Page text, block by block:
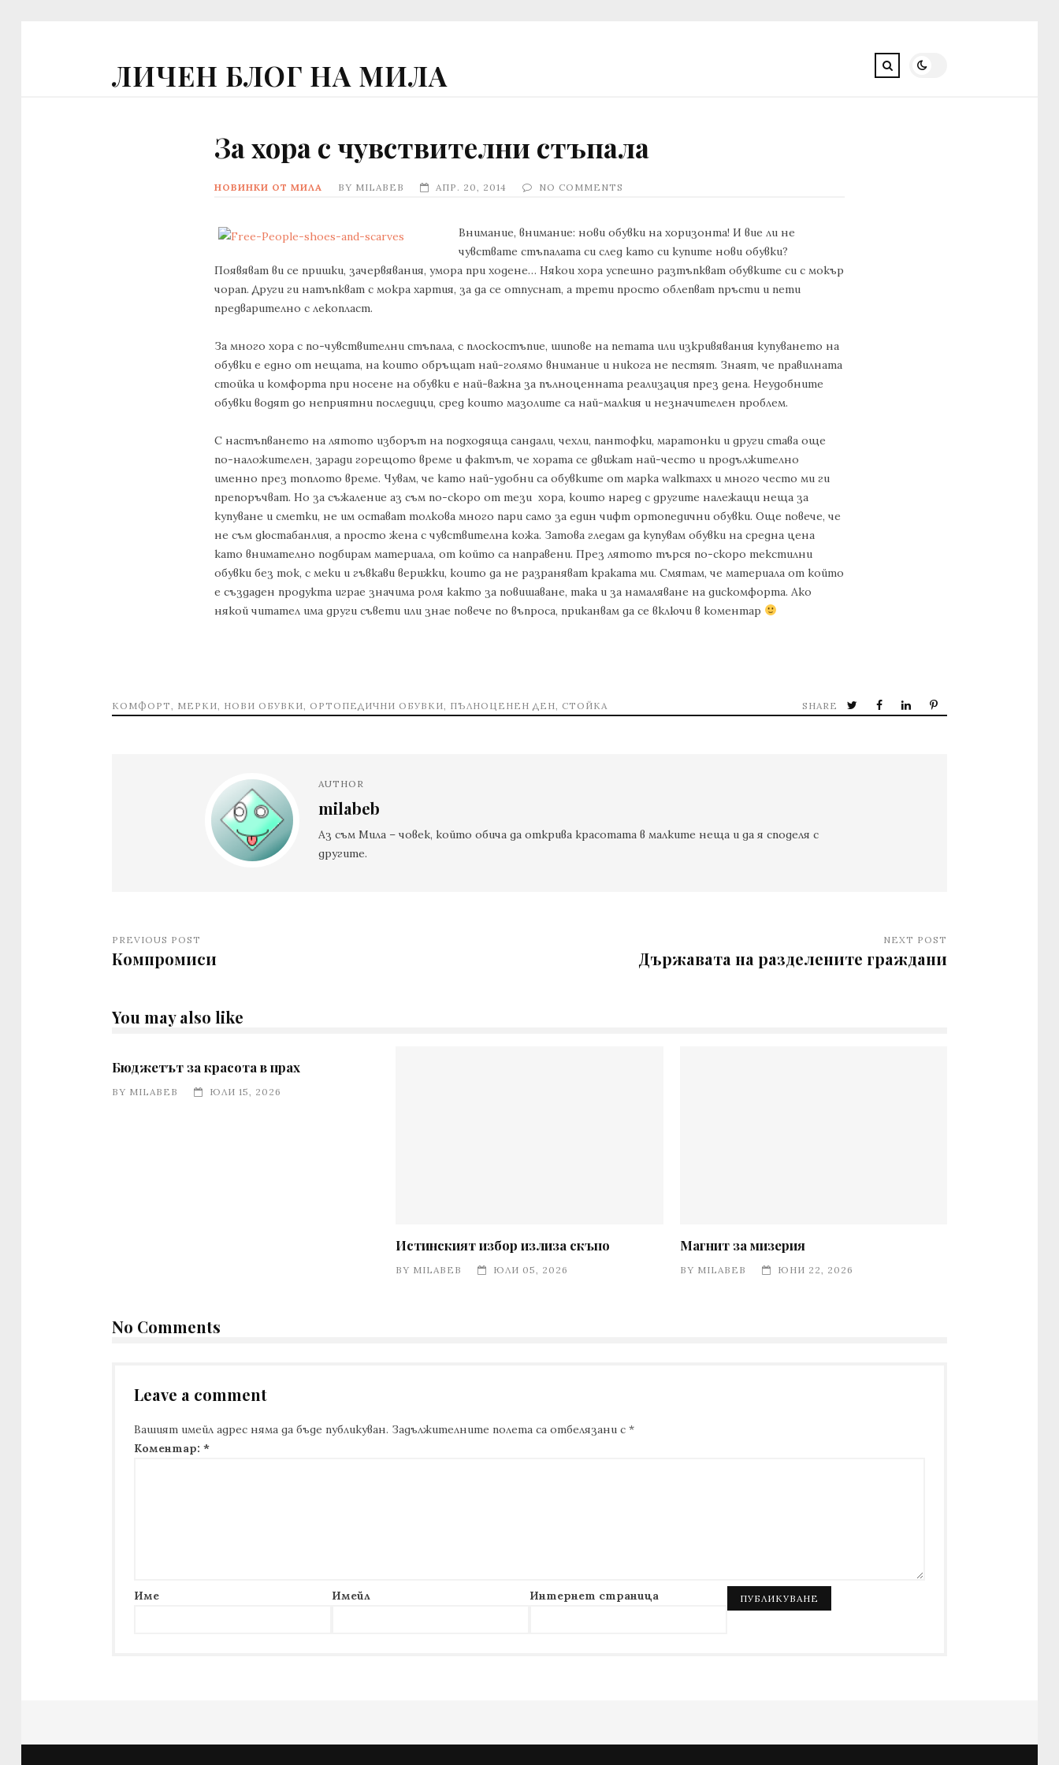
ЛИЧЕН БЛОГ НА МИЛА
За хора с чувствителни стъпала
НОВИНКИ ОТ МИЛА BY MILABEB АПР. 20, 2014 NO COMMENTS
Внимание, внимание: нови обувки на хоризонта! И вие ли не
чувствате стъпалата си след като си купите нови обувки?
Появяват ви се пришки, зачервявания, умора при ходене… Някои хора успешно разтъпкват обувките си с мокър
чорап. Други ги натъпкват с мокра хартия, за да се отпуснат, а трети просто облепват пръсти и пети
предварително с лекопласт.
За много хора с по-чувствителни стъпала, с плоскостъпие, шипове на петата или изкривявания купуването на
обувки е едно от нещата, на които обръщат най-голямо внимание и никога не пестят. Знаят, че правилната
стойка и комфорта при носене на обувки е най-важна за пълноценната реализация през дена. Неудобните
обувки водят до неприятни последици, сред които мазолите са най-малкия и незначителен проблем.
С настъпването на лятото изборът на подходяща сандали, чехли, пантофки, маратонки и други става още
по-наложителен, заради горещото време и фактът, че хората се движат най-често и продължително
именно през топлото време. Чувам, че като най-удобни са обувките от марка walkmaxx и много често ми ги
препоръчват. Но за съжаление аз съм по-скоро от тези хора, които наред с другите належащи неща за
купуване и сметки, не им остават толкова много пари само за един чифт ортопедични обувки. Още повече, че
не съм дюстабанлия, а просто жена с чувствителна кожа. Затова гледам да купувам обувки на средна цена
като внимателно подбирам материала, от който са направени. През лятото търся по-скоро текстилни
обувки без ток, с меки и гъвкави верижки, които да не разраняват краката ми. Смятам, че материала от който
е създаден продукта играе значима роля както за повишаване, така и за намаляване на дискомфорта. Ако
някой читател има други съвети или знае повече по въпроса, приканвам да се включи в коментар
КОМФОРТ МЕРКИ НОВИ ОБУВКИ ОРТОПЕДИЧНИ ОБУВКИ ПЪЛНОЦЕНЕН ДЕН СТОЙКА SHARE
AUTHOR
milabeb
Аз съм Мила – човек, който обича да открива красотата в малките неща и да я споделя с
другите.
PREVIOUS POST
Компромиси
NEXT POST
Държавата на разделените граждани
You may also like
Бюджетът за красота в прах
BY MILABEB ЮЛИ 15, 2026
Истинският избор излиза скъпо
BY MILABEB ЮЛИ 05, 2026
Магнит за мизерия
BY MILABEB ЮНИ 22, 2026
No Comments
Leave a comment
Вашият имейл адрес няма да бъде публикуван. Задължителните полета са отбелязани с *
Коментар: *
Име Имейл Интернет страница